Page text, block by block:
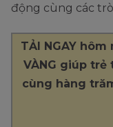
động cùng các
TẢI NGAY
VÀNG giúp
cùng hàng